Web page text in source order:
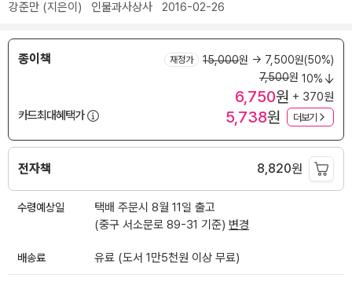
강준만 (지은이) 인물과사상사 2016-02-26
종이책 재정가 15,000원 → 7,500원(50%)
7,500원 10%
6,750원 + 370원
카드최대혜택가
5,738원 더보기
전자책 8,820원
수령예상일
택배 주문시 8월 11일 출고
(중구 서소문로 89-31 기준) 변경
배송료 유료 (도서 1만5천원 이상 무료)